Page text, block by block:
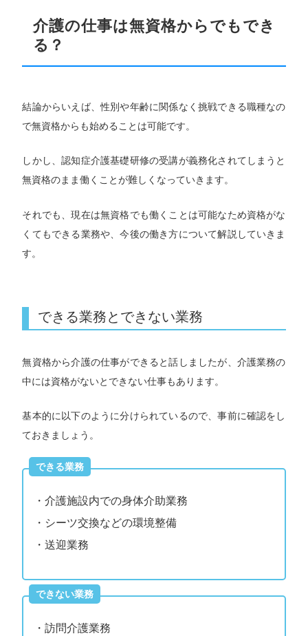
介護の仕事は無資格からでもでき
る？
結論からいえば、性別や年齢に関係なく挑戦できる職種なの
で無資格からも始めることは可能です。
しかし、認知症介護基礎研修の受講が義務化されてしまうと
無資格のまま働くことが難しくなっていきます。
それでも、現在は無資格でも働くことは可能なため資格がな
くてもできる業務や、今後の働き方について解説していきま
す。
できる業務とできない業務
無資格から介護の仕事ができると話しましたが、介護業務の
中には資格がないとできない仕事もあります。
基本的に以下のように分けられているので、事前に確認をし
ておきましょう。
できる業務
・介護施設内での身体介助業務
・シーツ交換などの環境整備
・送迎業務
できない業務
・訪問介護業務